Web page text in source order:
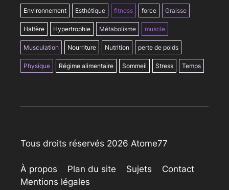
Environnement Esthétique fitness force Graisse
Haltère Hypertrophie Métabolisme muscle
Musculation Nourriture Nutrition perte de poids
Physique Régime alimentaire Sommeil Stress Temps
Tous droits réservés 2026 Atome77
À propos Plan du site Sujets
Contact
Mentions légales